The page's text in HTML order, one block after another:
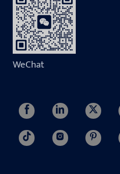
WeChat